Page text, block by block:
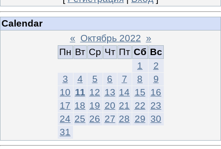
Calendar
« Октябрь 2022 »
Пн Вт Ср Чт Пт Сб Вс
1
2
3
4 5 6 7 8
9
10 11 12 13 14 15 16
17 18 19 20 21 22 23
24 25 26 27 28 29 30
31